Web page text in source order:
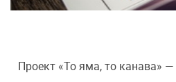
Проект «То яма, то канава»